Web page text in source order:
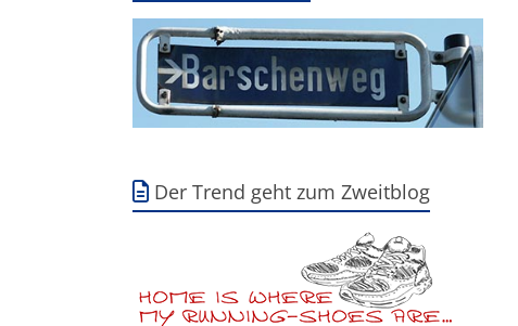
Der Trend geht zum Zweitblog